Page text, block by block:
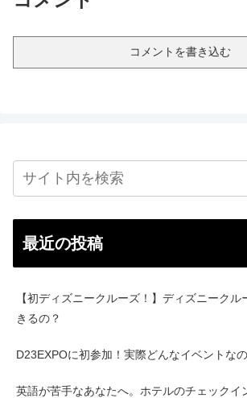
コメントを書き込む
最近の投稿
【初ディズニークルーズ！】ディズニーク
きるの？
D23EXPOに初参加！実際どんなイベントな
英語が苦手なあなたへ。ホテルのチェックイ